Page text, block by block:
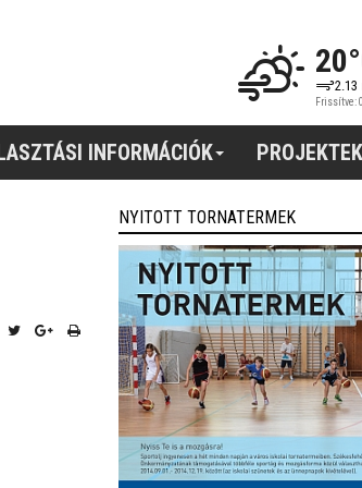
2.13
Frissítve:
INFORMÁCIÓK PROJEKTEK
NYITOTT TORNATERMEK